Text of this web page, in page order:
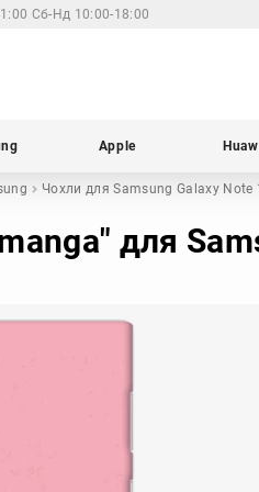
Сб-Нд 10:00-18:00
Apple
Чохли для SamsungGalaxy Note
для